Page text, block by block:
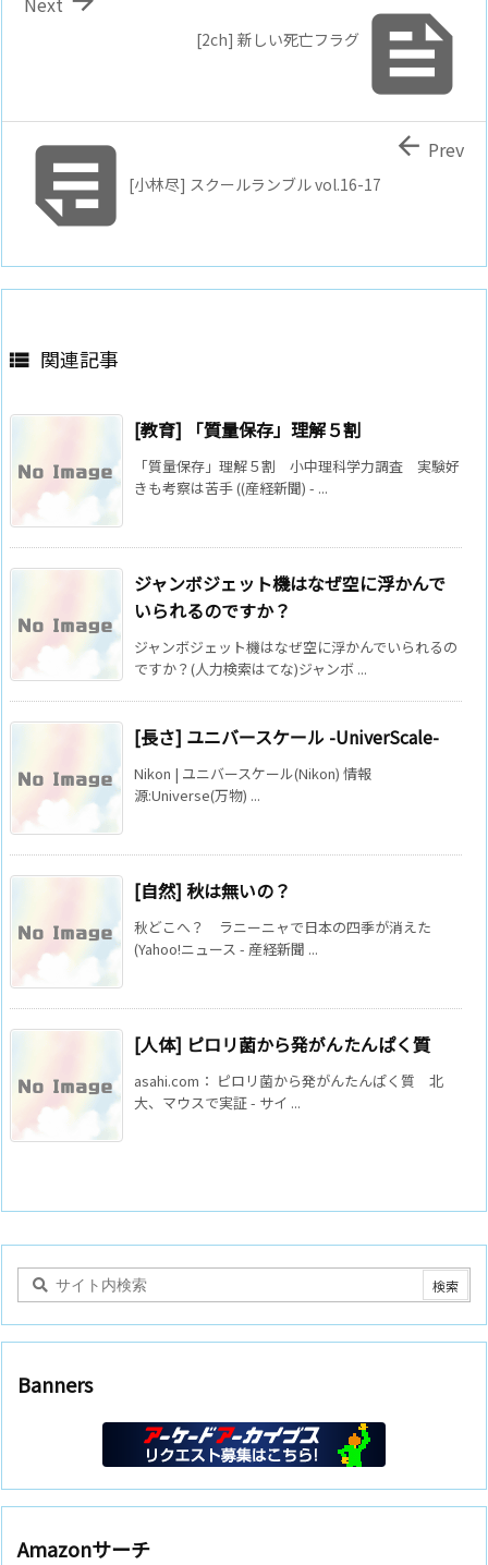

[2ch] 新しい死亡フラグ
[小林尽] スクールランブル vol.16-17
 Prev
 関連記事
[教育] 「質量保存」理解５割
「質量保存」理解５割 小中理科学力調査 実験好
きも考察は苦手 ((産経新聞) - ...
ジャンボジェット機はなぜ空に浮かんで
いられるのですか？
ジャンボジェット機はなぜ空に浮かんでいられるの
ですか？(人力検索はてな)ジャンボ ...
[長さ] ユニバースケール -UniverScale-
Nikon | ユニバースケール(Nikon) 情報
源:Universe(万物) ...
[自然] 秋は無いの？
秋どこへ？ ラニーニャで日本の四季が消えた
(Yahoo!ニュース - 産経新聞 ...
[人体] ピロリ菌から発がんたんぱく質
asahi.com： ピロリ菌から発がんたんぱく質 北
大、マウスで実証 - サイ ...
Banners
Amazonサーチ